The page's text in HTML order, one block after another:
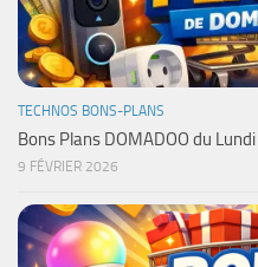
TECHNOS BONS-PLANS
Bons Plans DOMADOO du
9 FÉVRIER 2026